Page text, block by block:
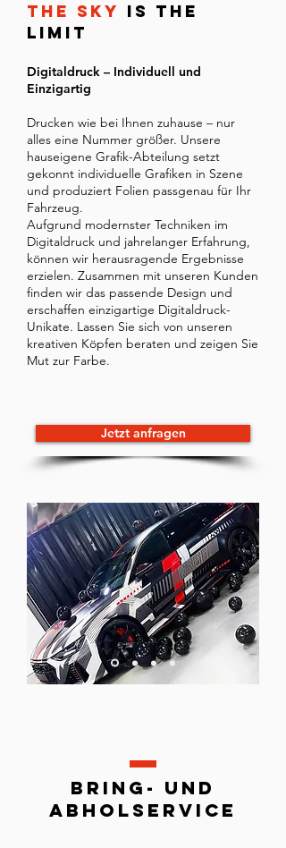
the sky is the
limit
Digitaldruck – Individuell und
Einzigartig
Drucken wie bei Ihnen zuhause – nur
alles eine Nummer größer. Unsere
hauseigene Grafik-Abteilung setzt
gekonnt individuelle Grafiken in Szene
und produziert Folien passgenau für Ihr
Fahrzeug.
Aufgrund modernster Techniken im
Digitaldruck und jahrelanger Erfahrung,
können wir herausragende Ergebnisse
erzielen. Zusammen mit unseren Kunden
finden wir das passende Design und
erschaffen einzigartige Digitaldruck-
Unikate. Lassen Sie sich von unseren
kreativen Köpfen beraten und zeigen Sie
Mut zur Farbe.
Jetzt anfragen
bring- und
abholservice